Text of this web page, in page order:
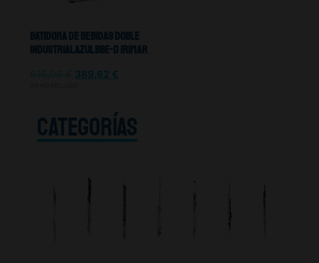
Batidora De Bebidas Doble
Industrial Azul BBE-D Irimar
389,62 €
CATEGORÍAS